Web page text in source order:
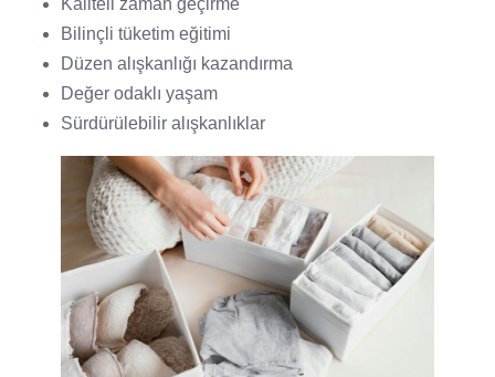
Kaliteli zaman geçirme
Bilinçli tüketim eğitimi
Düzen alışkanlığı kazandırma
Değer odaklı yaşam
Sürdürülebilir alışkanlıklar